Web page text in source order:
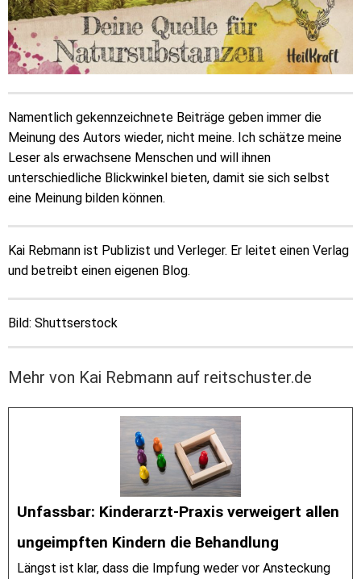
Namentlich gekennzeichnete Beiträge geben immer die
Meinung des Autors wieder, nicht meine. Ich schätze meine
Leser als erwachsene Menschen und will ihnen
unterschiedliche Blickwinkel bieten, damit sie sich selbst
eine Meinung bilden können.
Kai Rebmann ist Publizist und Verleger. Er leitet einen Verlag
und betreibt einen eigenen Blog.
Bild: Shuttserstock
Mehr von Kai Rebmann auf reitschuster.de
Unfassbar: Kinderarzt-Praxis verweigert allen
ungeimpften Kindern die Behandlung
Längst ist klar, dass die Impfung weder vor Ansteckung